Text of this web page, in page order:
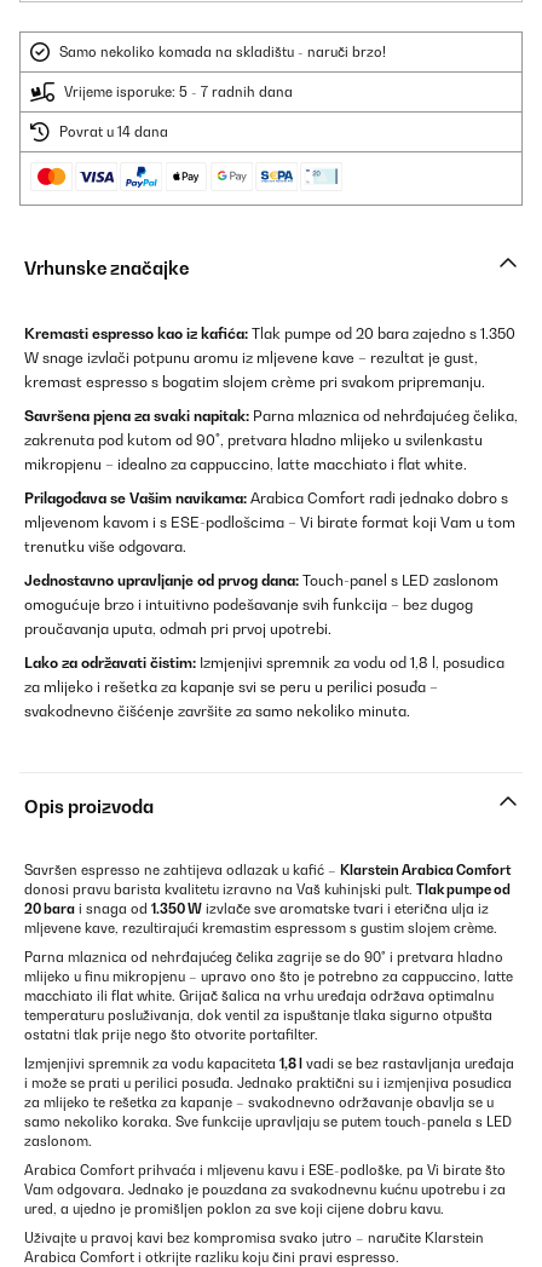
Samo nekoliko komada na skladištu - naruči brzo!
Vrijeme isporuke: 5 - 7 radnih dana
Povrat u 14 dana
Vrhunske značajke
Kremasti espresso kao iz kafića: Tlak pumpe od 20 bara zajedno s 1.350
W snage izvlači potpunu aromu iz mljevene kave – rezultat je gust,
kremast espresso s bogatim slojem crème pri svakom pripremanju.
Savršena pjena za svaki napitak: Parna mlaznica od nehrđajućeg čelika,
zakrenuta pod kutom od 90°, pretvara hladno mlijeko u svilenkastu
mikropjenu – idealno za cappuccino, latte macchiato i flat white.
Prilagođava se Vašim navikama: Arabica Comfort radi jednako dobro s
mljevenom kavom i s ESE-podlošcima – Vi birate format koji Vam u tom
trenutku više odgovara.
Jednostavno upravljanje od prvog dana: Touch-panel s LED zaslonom
omogućuje brzo i intuitivno podešavanje svih funkcija – bez dugog
proučavanja uputa, odmah pri prvoj upotrebi.
Lako za održavati čistim: Izmjenjivi spremnik za vodu od 1,8 l, posudica
za mlijeko i rešetka za kapanje svi se peru u perilici posuđa –
svakodnevno čišćenje završite za samo nekoliko minuta.
Opis proizvoda
Savršen espresso ne zahtijeva odlazak u kafić – Klarstein Arabica Comfort
donosi pravu barista kvalitetu izravno na Vaš kuhinjski pult. Tlak pumpe od
20 bara i snaga od 1.350 W izvlače sve aromatske tvari i eterična ulja iz
mljevene kave, rezultirajući kremastim espressom s gustim slojem crème.
Parna mlaznica od nehrđajućeg čelika zagrije se do 90° i pretvara hladno
mlijeko u finu mikropjenu – upravo ono što je potrebno za cappuccino, latte
macchiato ili flat white. Grijač šalica na vrhu uređaja održava optimalnu
temperaturu posluživanja, dok ventil za ispuštanje tlaka sigurno otpušta
ostatni tlak prije nego što otvorite portafilter.
Izmjenjivi spremnik za vodu kapaciteta 1,8 l vadi se bez rastavljanja uređaja
i može se prati u perilici posuđa. Jednako praktični su i izmjenjiva posudica
za mlijeko te rešetka za kapanje – svakodnevno održavanje obavlja se u
samo nekoliko koraka. Sve funkcije upravljaju se putem touch-panela s LED
zaslonom.
Arabica Comfort prihvaća i mljevenu kavu i ESE-podloške, pa Vi birate što
Vam odgovara. Jednako je pouzdana za svakodnevnu kućnu upotrebu i za
ured, a ujedno je promišljen poklon za sve koji cijene dobru kavu.
Uživajte u pravoj kavi bez kompromisa svako jutro – naručite Klarstein
Arabica Comfort i otkrijte razliku koju čini pravi espresso.